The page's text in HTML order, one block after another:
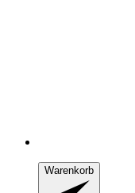
Warenkorb